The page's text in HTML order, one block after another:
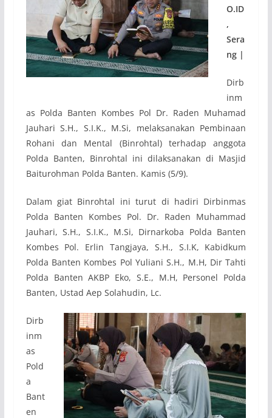
O.ID
,
Sera
ng |
Dirb
inm
as Polda Banten Kombes Pol Dr. Raden Muhamad
Jauhari S.H., S.I.K., M.Si, melaksanakan Pembinaan
Rohani dan Mental (Binrohtal) terhadap anggota
Polda Banten, Binrohtal ini dilaksanakan di Masjid
Baiturohman Polda Banten. Kamis (5/9).
Dalam giat Binrohtal ini turut di hadiri Dirbinmas
Polda Banten Kombes Pol. Dr. Raden Muhammad
Jauhari, S.H., S.I.K., M.Si, Dirnarkoba Polda Banten
Kombes Pol. Erlin Tangjaya, S.H., S.I.K, Kabidkum
Polda Banten Kombes Pol Yuliani S.H., M.H, Dir Tahti
Polda Banten AKBP Eko, S.E., M.H, Personel Polda
Banten, Ustad Aep Solahudin, Lc.
Dirb
inm
as
Pold
a
Bant
en